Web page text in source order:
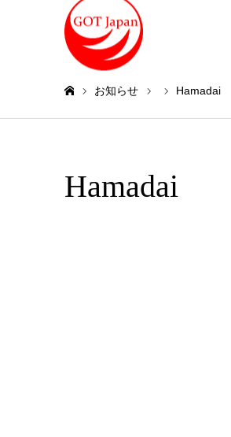
お知らせ Hamadai
Hamadai